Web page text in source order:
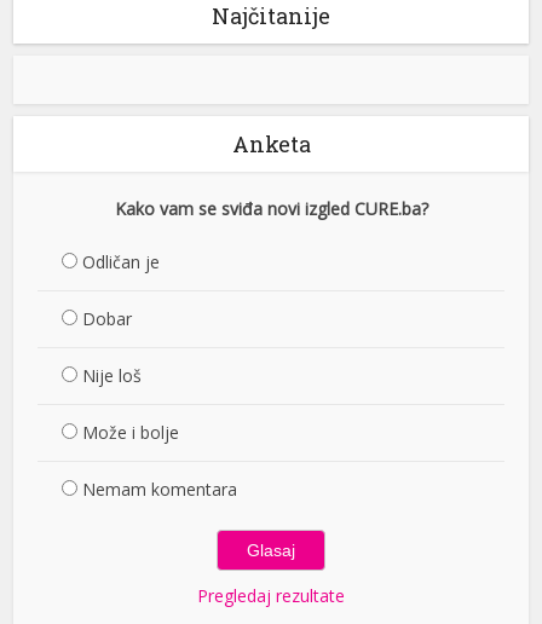
Najčitanije
Anketa
Kako vam se sviđa novi izgled CURE.ba?
Odličan je
Dobar
Nije loš
Može i bolje
Nemam komentara
Pregledaj rezultate